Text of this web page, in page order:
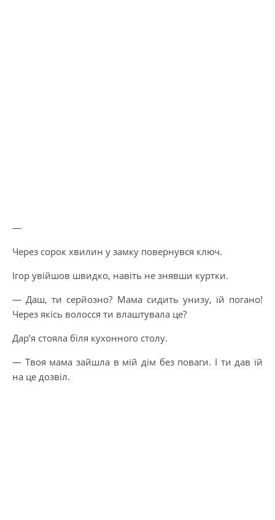
—
Через сорок хвилин у замку повернувся ключ.
Ігор увійшов швидко, навіть не знявши куртки.
— Даш, ти серйозно? Мама сидить унизу, їй погано!
Через якісь волосся ти влаштувала це?
Дар’я стояла біля кухонного столу.
— Твоя мама зайшла в мій дім без поваги. І ти дав їй
на це дозвіл.